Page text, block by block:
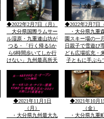
食堂「９１０・・くじ
ゅうdiner]で九重夢ポ
ークで食事
袋の本格的な中
有名店で大学通
がら修業
◆2022年2月7日（月）
大分県国際ラムサー
ル湿原・九重連山坊が
つる・「行く帰る5か
ら6時間歩いてしか行
けない」九州最高所天
の冬１月ー３。ｃ
◆2022年2月7日
・大分県九重
園スキー場の一
日親子で雪遊び
ども広場拡充・
子ともに手ぶら
アサイズ用
◆2021年11月1日
（月）
・大分県九州最大九
◆2021年10月
（金）
・大分県九重